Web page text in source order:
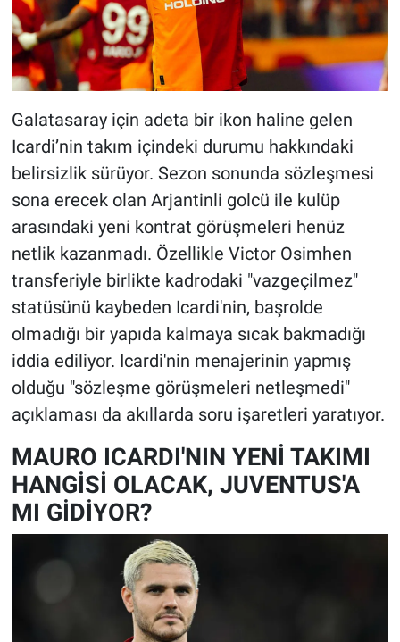
Galatasaray için adeta bir ikon haline gelen
Icardi’nin takım içindeki durumu hakkındaki
belirsizlik sürüyor. Sezon sonunda sözleşmesi
sona erecek olan Arjantinli golcü ile kulüp
arasındaki yeni kontrat görüşmeleri henüz
netlik kazanmadı. Özellikle Victor Osimhen
transferiyle birlikte kadrodaki "vazgeçilmez"
statüsünü kaybeden Icardi'nin, başrolde
olmadığı bir yapıda kalmaya sıcak bakmadığı
iddia ediliyor. Icardi'nin menajerinin yapmış
olduğu "sözleşme görüşmeleri netleşmedi"
açıklaması da akıllarda soru işaretleri yaratıyor.
MAURO ICARDI'NIN YENİ TAKIMI
HANGİSİ OLACAK, JUVENTUS'A
MI GİDİYOR?